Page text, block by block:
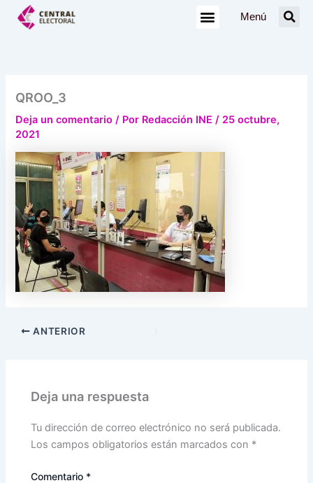
Menú
QROO_3
Deja un comentario / Por Redacción INE/ 25 octubre,
2021
ANTERIOR
Deja una respuesta
Tu dirección de correo electrónico no será publicada.
Los campos obligatorios están marcados con *
Comentario *